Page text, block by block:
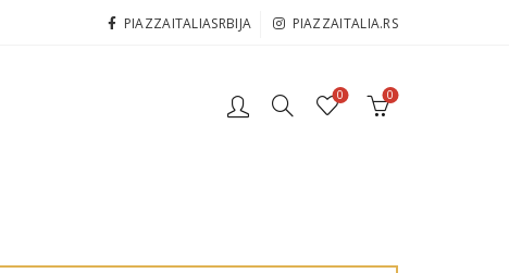
PIAZZAITALIASRBIJA PIAZZAITALIA.RS
0 0